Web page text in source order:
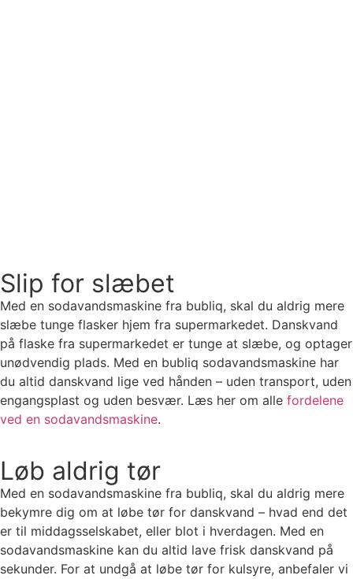
Slip for slæbet
Med en sodavandsmaskine fra bubliq, skal du aldrig mere
slæbe tunge flasker hjem fra supermarkedet. Danskvand
på flaske fra supermarkedet er tunge at slæbe, og optager
unødvendig plads. Med en bubliq sodavandsmaskine har
du altid danskvand lige ved hånden – uden transport, uden
engangsplast og uden besvær. Læs her om alle fordelene
ved en sodavandsmaskine.
Løb aldrig tør
Med en sodavandsmaskine fra bubliq, skal du aldrig mere
bekymre dig om at løbe tør for danskvand – hvad end det
er til middagsselskabet, eller blot i hverdagen. Med en
sodavandsmaskine kan du altid lave frisk danskvand på
sekunder. For at undgå at løbe tør for kulsyre, anbefaler vi